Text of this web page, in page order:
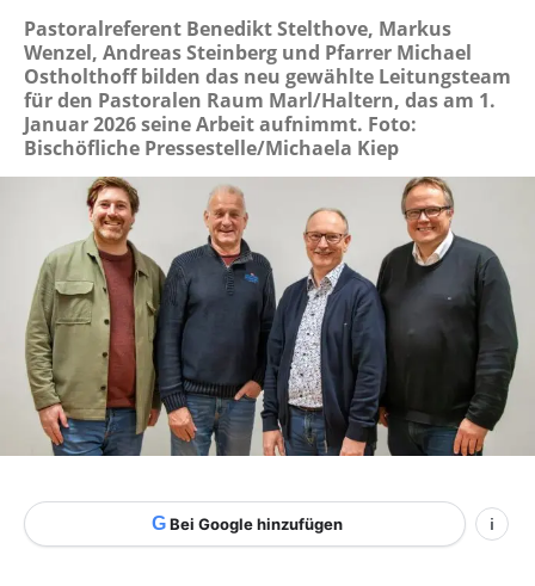
Pastoralreferent Benedikt Stelthove, Markus
Wenzel, Andreas Steinberg und Pfarrer Michael
Ostholthoff bilden das neu gewählte Leitungsteam
für den Pastoralen Raum Marl/Haltern, das am 1.
Januar 2026 seine Arbeit aufnimmt. Foto:
Bischöfliche Pressestelle/Michaela Kiep
G Bei Google hinzufügen i